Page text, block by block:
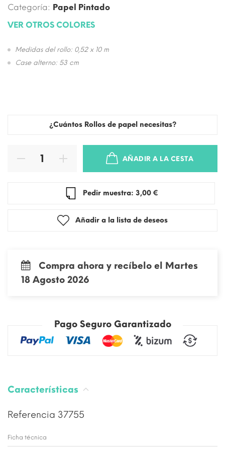
Categoría: Papel Pintado
VER OTROS COLORES
Medidas del rollo: 0,52 x 10 m
Case alterno: 53 cm
¿Cuántos Rollos de papel necesitas?
AÑADIR A LA CESTA
Pedir muestra: 3,00 €
Añadir a la lista de deseos
Compra ahora y recíbelo el Martes
18 Agosto 2026
Pago Seguro Garantizado
Características
Referencia 37755
Ficha técnica